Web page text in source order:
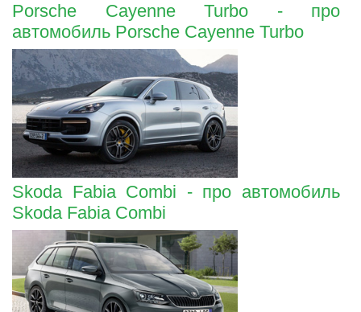
Porsche Cayenne Turbo - про
автомобиль Porsche Cayenne Turbo
Skoda Fabia Combi - про автомобиль
Skoda Fabia Combi